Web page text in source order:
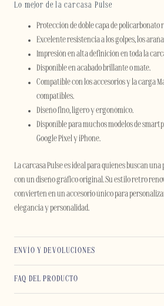
Lo mejor de la carcasa Pulse
Protección de doble capa de policarbonato
Excelente resistencia a los golpes, los
Impresión en alta definición en toda la
Disponible en acabado brillante o mate.
Compatible con los accesorios y la carga
compatibles.
Diseño fino, ligero y ergonómico.
Disponible para muchos modelos de
Google Pixel y iPhone.
La carcasa Pulse es ideal para quienes buscan
con un diseño gráfico original. Su estilo retro
convierten en un accesorio único para
elegancia y personalidad.
ENVÍO Y DEVOLUCIONES
FAQ DEL PRODUCTO